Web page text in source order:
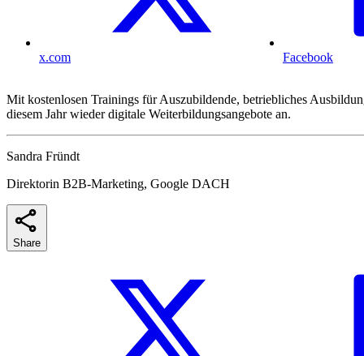
x.com Facebook
Mit kostenlosen Trainings für Auszubildende, betriebliches
diesem Jahr wieder digitale Weiterbildungsangebote an.
Sandra Fründt
Direktorin B2B-Marketing, Google DACH
Share